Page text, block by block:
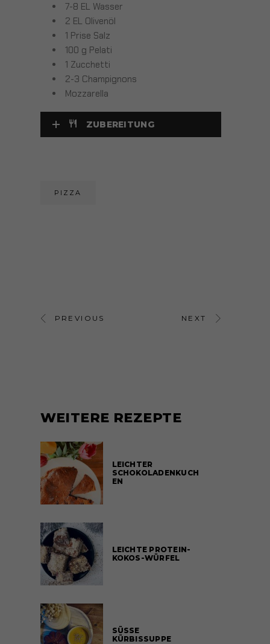
7-8 EL Wasser
2 EL Olivenöl
1 Prise Salz
100 g Pelati
1 Zucchetti
2-3 Champignons
Mozzarella
ZUBEREITUNG
PIZZA
PREVIOUS NEXT
WEITERE REZEPTE
LEICHTER
SCHOKOLADENKUCH
EN
LEICHTE PROTEIN-
KOKOS-WÜRFEL
SÜSSE
KÜRBISSUPPE